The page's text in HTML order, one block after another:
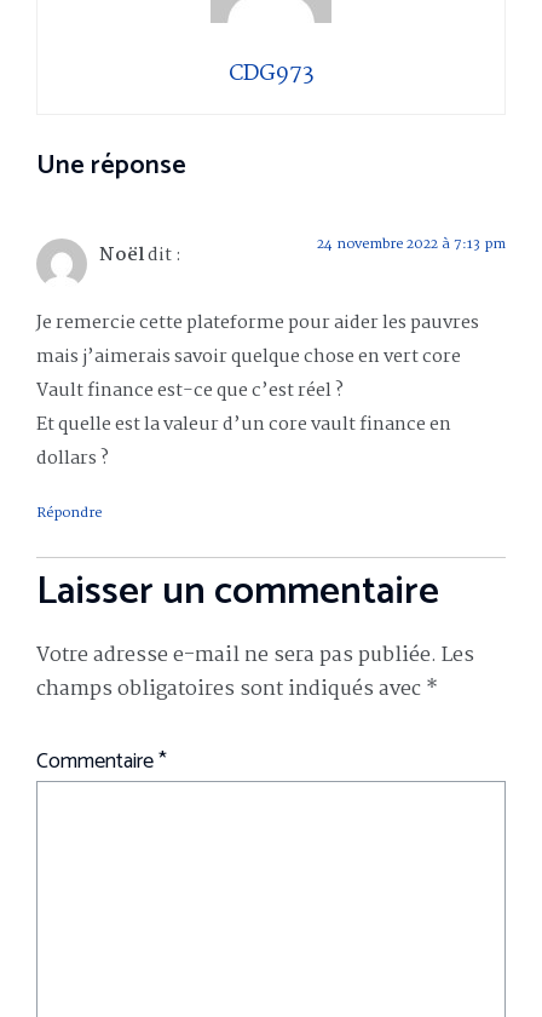
CDG973
Une réponse
Noëldit : 24 novembre 2022 à 7:13 pm
Je remercie cette plateforme pour aider les pauvres
mais j’aimerais savoir quelque chose en vert core
Vault finance est-ce que c’est réel ?
Et quelle est la valeur d’un core vault finance en
dollars ?
Répondre
Laisser un commentaire
Votre adresse e-mail ne sera pas publiée. Les
champs obligatoires sont indiqués avec*
Commentaire*